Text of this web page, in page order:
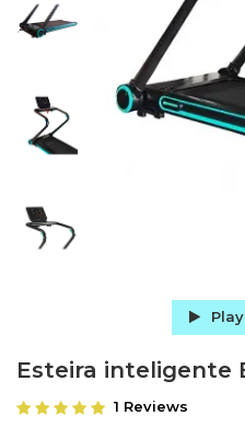
Esteira inteligente
1 Reviews